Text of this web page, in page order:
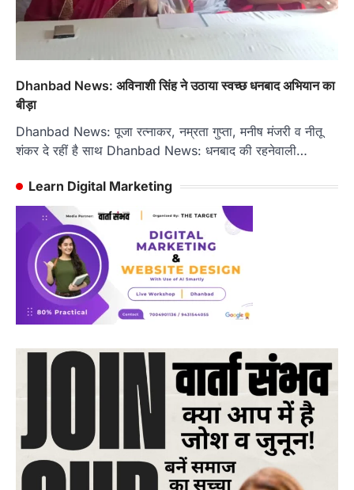
Dhanbad News: अविनाशी सिंह ने उठाया स्वच्छ धनबाद अभियान का
बीड़ा
Dhanbad News: पूजा रत्नाकर, नम्रता गुप्ता, मनीष मंजरी व नीतू
शंकर दे रहीं है साथ Dhanbad News: धनबाद की रहनेवाली…
Learn Digital Marketing